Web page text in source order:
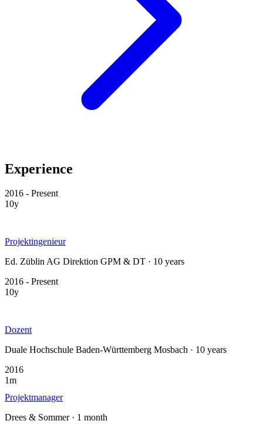
Experience
2016 - Present
10y
Projektingenieur
Ed. Züblin AG Direktion GPM & DT · 10 years
2016 - Present
10y
Dozent
Duale Hochschule Baden-Württemberg Mosbach · 10 years
2016
1m
Projektmanager
Drees & Sommer · 1 month